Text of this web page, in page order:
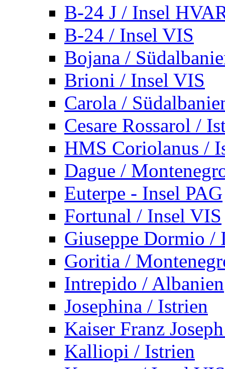
B-24 J / Insel
B-24 / Insel VIS
Bojana /
Brioni / Insel VIS
Carola /
Cesare Rossarol /
HMS Coriolanus /
Dague /
Euterpe - Insel PAG
Fortunal / Insel VIS
Giuseppe Dormio /
Goritia /
Intrepido / Albanien
Josephina / Istrien
Kaiser Franz
Kalliopi / Istrien